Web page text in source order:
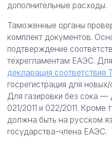
дополнительные расходы.
Таможенные органы
комплект документов.
подтверждение
техрегламентам ЕАЭС.
декларация соответствия
госрегистрация для
Для газировки без сока
021/2011 и 022/2011. Кроме
должна быть на русском
государства-члена ЕАЭС.